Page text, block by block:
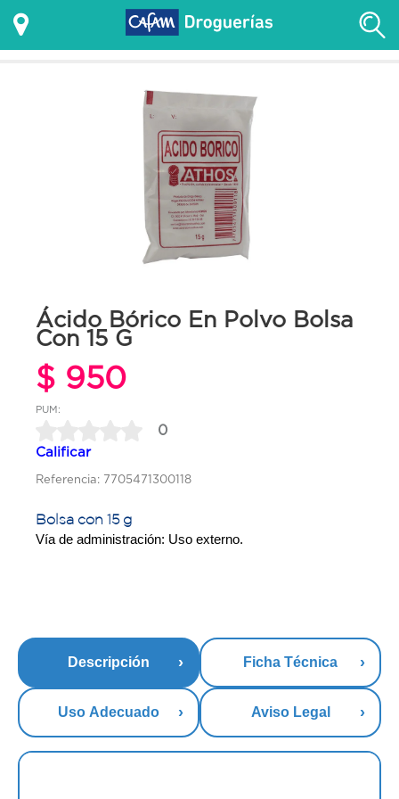
Ácido Bórico En Polvo Bolsa
Con 15 G
$ 950
PUM:
0
Calificar
Referencia: 7705471300118
Bolsa con 15 g
Vía de administración: Uso externo.
Descripción Ficha Técnica
Uso Adecuado Aviso Legal